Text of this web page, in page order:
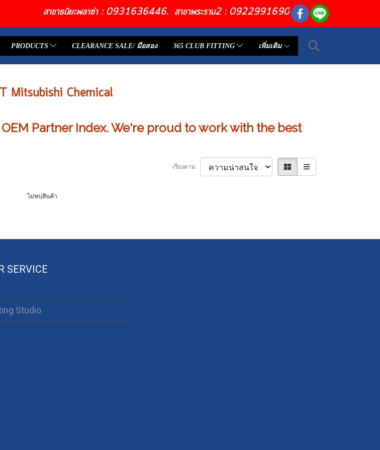
สาขาธนิยะพลาซ่า : 0931636446. สาขาพระราม2 : 0922991690
PRODUCTS CLEARANCE SALE/ มือสอง 365 CLUB FITTING เพิ่มเติม
Mitsubishi Chemical
Partner Index. We're proud to work with the best
เรียงตาม
ไม่พบสินค้า
SERVICE
Studio